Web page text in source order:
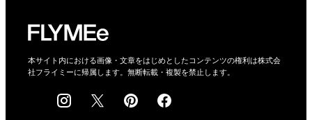
会社概要
採用情報
本サイト内における画像・文章をはじめとしたコンテンツの権利は株式会
社フライミーに帰属します。無断転載・複製を禁止します。